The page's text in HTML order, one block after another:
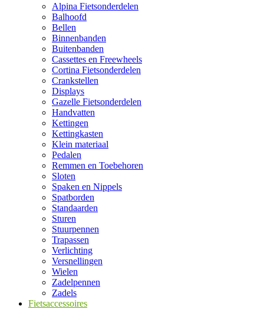
Alpina Fietsonderdelen
Balhoofd
Bellen
Binnenbanden
Buitenbanden
Cassettes en Freewheels
Cortina Fietsonderdelen
Crankstellen
Displays
Gazelle Fietsonderdelen
Handvatten
Kettingen
Kettingkasten
Klein materiaal
Pedalen
Remmen en Toebehoren
Sloten
Spaken en Nippels
Spatborden
Standaarden
Sturen
Stuurpennen
Trapassen
Verlichting
Versnellingen
Wielen
Zadelpennen
Zadels
Fietsaccessoires